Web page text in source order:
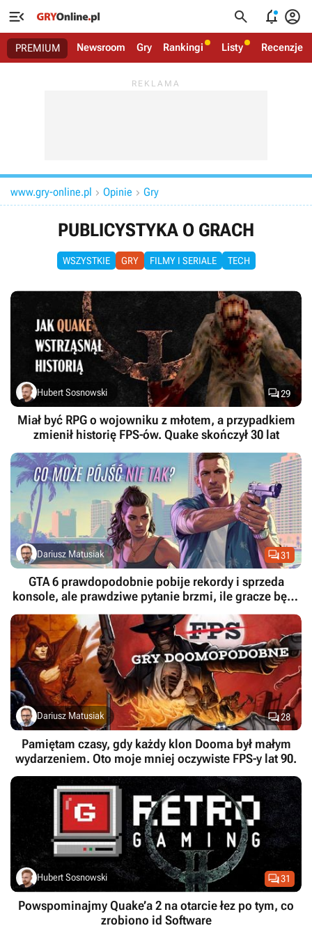
   
PREMIUM Newsroom Gry Rankingi Listy Recenzje
www.gry-online.pl  Opinie  Gry
PUBLICYSTYKA O GRACH
WSZYSTKIE GRY FILMY I SERIALE TECH
29
Hubert Sosnowski
Miał być RPG o wojowniku z młotem, a przypadkiem
zmienił historię FPS-ów. Quake skończył 30 lat
31
Dariusz Matusiak
GTA 6 prawdopodobnie pobije rekordy i sprzeda
konsole, ale prawdziwe pytanie brzmi, ile gracze będą
musieli mu wybaczyć
28
Dariusz Matusiak
Pamiętam czasy, gdy każdy klon Dooma był małym
wydarzeniem. Oto moje mniej oczywiste FPS-y lat 90.
31
Hubert Sosnowski
Powspominajmy Quake’a 2 na otarcie łez po tym, co
zrobiono id Software